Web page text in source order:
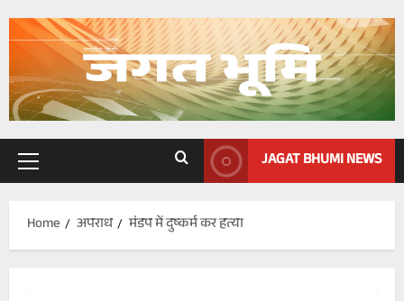
Primary
JAGAT BHUMI NEWS
Home अपराध मंडप में दुष्कर्म कर हत्या